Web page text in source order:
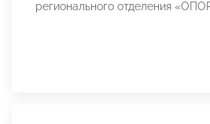
регионального отделения